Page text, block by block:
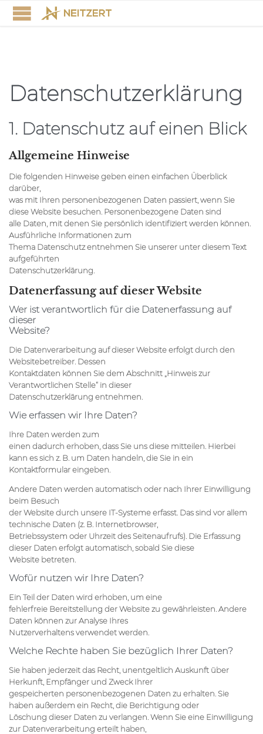
Datenschutz­erklärung
1. Datenschutz auf einen Blick
Allgemeine Hinweise
Die folgenden Hinweise geben einen einfachen Überblick
darüber,
was mit Ihren personenbezogenen Daten passiert, wenn Sie
diese Website besuchen. Personenbezogene Daten sind
alle Daten, mit denen Sie persönlich identifiziert werden können.
Ausführliche Informationen zum
Thema Datenschutz entnehmen Sie unserer unter diesem Text
aufgeführten
Datenschutzerklärung.
Datenerfassung auf dieser Website
Wer ist verantwortlich für die Datenerfassung auf
dieser
Website?
Die Datenverarbeitung auf dieser Website erfolgt durch den
Websitebetreiber. Dessen
Kontaktdaten können Sie dem Abschnitt „Hinweis zur
Verantwortlichen Stelle“ in dieser
Datenschutzerklärung entnehmen.
Wie erfassen wir Ihre Daten?
Ihre Daten werden zum
einen dadurch erhoben, dass Sie uns diese mitteilen. Hierbei
kann es sich z. B. um Daten handeln, die Sie in ein
Kontaktformular eingeben.
Andere Daten werden automatisch oder nach Ihrer Einwilligung
beim Besuch
der Website durch unsere IT-Systeme erfasst. Das sind vor allem
technische Daten (z. B. Internetbrowser,
Betriebssystem oder Uhrzeit des Seitenaufrufs). Die Erfassung
dieser Daten erfolgt automatisch, sobald Sie diese
Website betreten.
Wofür nutzen wir Ihre Daten?
Ein Teil der Daten wird erhoben, um eine
fehlerfreie Bereitstellung der Website zu gewährleisten. Andere
Daten können zur Analyse Ihres
Nutzerverhaltens verwendet werden.
Welche Rechte haben Sie bezüglich Ihrer Daten?
Sie haben jederzeit das Recht, unentgeltlich Auskunft über
Herkunft, Empfänger und Zweck Ihrer
gespeicherten personenbezogenen Daten zu erhalten. Sie
haben außerdem ein Recht, die Berichtigung oder
Löschung dieser Daten zu verlangen. Wenn Sie eine Einwilligung
zur Datenverarbeitung erteilt haben,